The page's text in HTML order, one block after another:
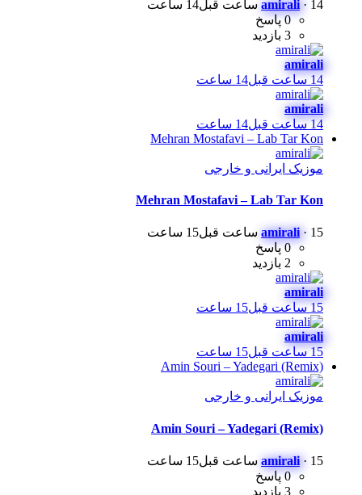
amirali · 14 ساعت قبل
14 ساعت
0 پاسخ
3 بازدید
amirali
14 ساعت قبل
14 ساعت
amirali
14 ساعت قبل
14 ساعت
Mehran Mostafavi – Lab Tar Kon
موزیک ایرانی و خارجی
Mehran Mostafavi – Lab Tar Kon
amirali · 15 ساعت قبل
15 ساعت
0 پاسخ
2 بازدید
amirali
15 ساعت قبل
15 ساعت
amirali
15 ساعت قبل
15 ساعت
Amin Souri – Yadegari (Remix)
موزیک ایرانی و خارجی
Amin Souri – Yadegari (Remix)
amirali · 15 ساعت قبل
15 ساعت
0 پاسخ
3 بازدید